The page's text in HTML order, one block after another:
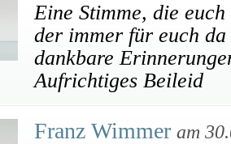
Eine Stimme, die
der immer für euch
dankbare
Aufrichtiges Beileid
Franz Wimmer am